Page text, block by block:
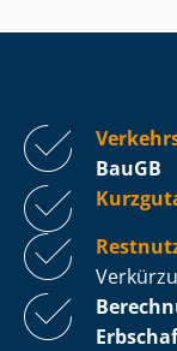
BauGB